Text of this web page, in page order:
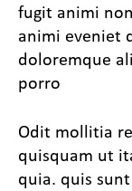
fugit animi
animi eveniet
doloremque
porro
Odit mollitia
quisquam ut
quia. quis